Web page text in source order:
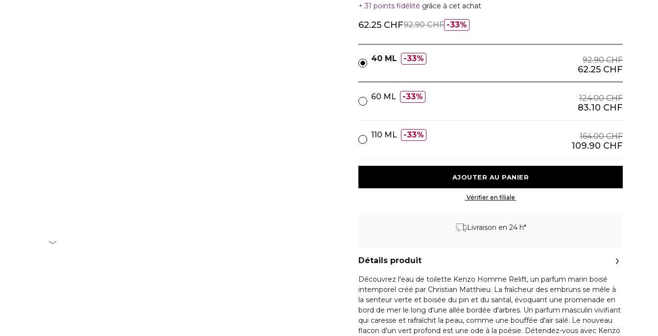
31 points fidélité grâce à cet achat
33%
62.25 CHF92.90 CHF
40 ML 33% 92.90 CHF
62.25 CHF
60 ML 33% 124.00 CHF
83.10 CHF
110 ML 33% 164.00 CHF
109.90 CHF
Livraison en 24 h*
Détails produit
Découvrez l'eau de toilette Kenzo Homme Relift, un parfum marin boisé
intemporel créé par Christian Matthieu. La fraîcheur des embruns se mêle à
la senteur verte et boisée du pin et du santal, évoquant une promenade en
bord de mer le long d'une allée bordée d'arbres. Un parfum masculin vivifiant
qui caresse et rafraîchit la peau, comme une bouffée d'air salé. Le nouveau
flacon d'un vert profond est une ode à la poésie. Détendez-vous avec Kenzo